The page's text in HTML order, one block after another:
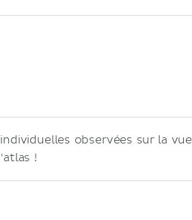
observées sur la vue
!